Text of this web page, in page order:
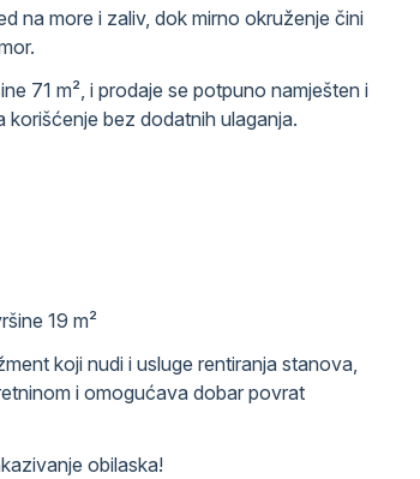
na more i zaliv, dok mirno okruženje čini
71 m², i prodaje se potpuno namješten i
korišćenje bez dodatnih ulaganja.
19 m²
koji nudi i usluge rentiranja stanova,
i omogućava dobar povrat
obilaska!